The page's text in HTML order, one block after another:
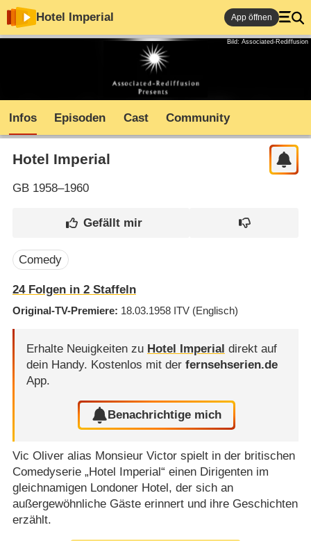
Hotel Imperial App öffnen
Bild: Associated-Rediffusion
Infos Episoden Cast Community
Hotel Imperial
GB1958–1960
Comedy
24Folgen in 2Staffeln
Original-TV-Premiere 18.03.1958 ITV (Englisch)
Erhalte Neuigkeiten zu Hotel Imperial direkt auf
dein Handy. Kostenlos mit der fernsehserien.de
App.
Benachrichtige mich
Vic Oliver alias Monsieur Victor spielt in der britischen
Comedyserie „Hotel Imperial“ einen Dirigenten im
gleichnamigen Londoner Hotel, der sich an
außergewöhnliche Gäste erinnert und ihre Geschichten
erzählt.